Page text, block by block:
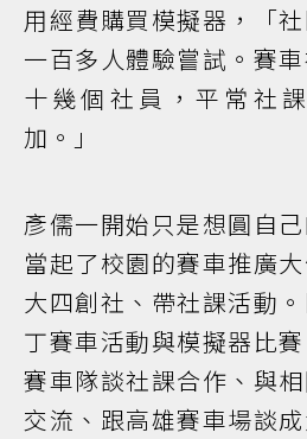
用經費購買模擬器，「
一百多人體驗嘗試。賽
十幾個社員，平常社
加。」
彥儒一開始只是想圓自
當起了校園的賽車推廣
大四創社、帶社課活動
丁賽車活動與模擬器比
賽車隊談社課合作、與
交流、跟高雄賽車場談